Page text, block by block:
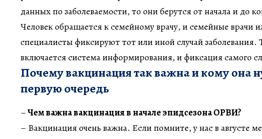
данных по заболеваемости, то они берутся от начала и до
Человек обращается к семейному врачу, и семейные врачи
специалисты фиксируют тот или иной случай заболевания.
включается система информирования, и фиксация самого
Почему вакцинация так важна и кому она
первую очередь
–Чем важна вакцинация в начале эпидсезона ОРВИ?
– Вакцинация очень важна. Если помните, у нас в августе